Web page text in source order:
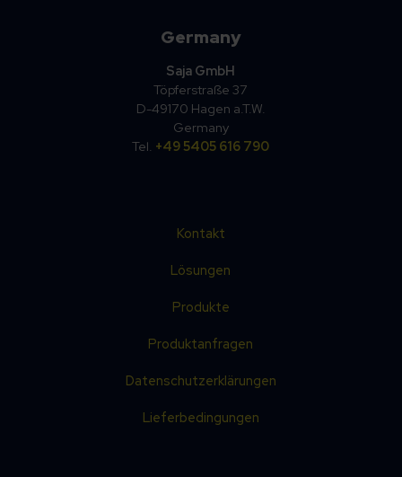
Germany
Saja GmbH
Töpferstraße 37
D-49170 Hagen a.T.W.
Germany
Tel. +49 5405 616 790
Kontakt
Lösungen
Produkte
Produktanfragen
Datenschutzerklärungen
Lieferbedingungen